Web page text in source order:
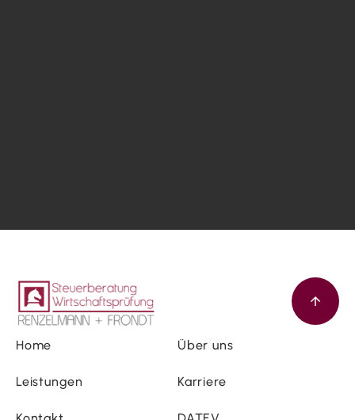
Home Über uns
Leistungen Karriere